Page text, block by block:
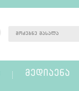
ᲛᲔᲓᲘᲐᲔᲜᲐ